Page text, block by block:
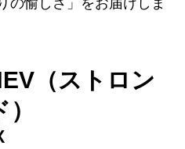
（ストロン